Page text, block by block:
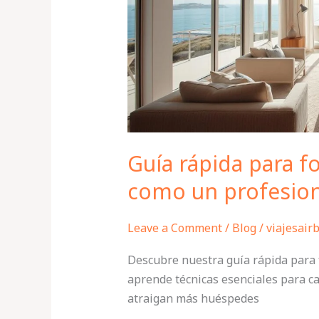
Guía rápida para
como un
Leave a Comment/ Blog/
Descubre nuestra guía rápida
aprende técnicas esenciales para
atraigan más huéspedes
profesional